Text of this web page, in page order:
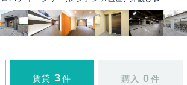
賃貸 3 件 購入 0 件